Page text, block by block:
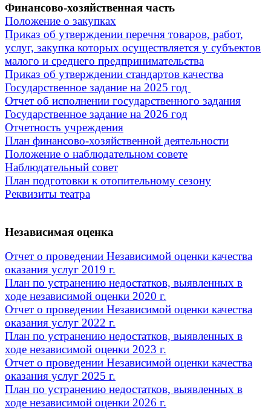
Финансово-хозяйственная часть
Положение о закупках
Приказ об утверждении перечня товаров, работ,
услуг, закупка которых осуществляется у субъектов
малого и среднего предпринимательства
Приказ об утверждении стандартов качества
Государственное задание на 2025 год
Отчет об исполнении государственного задания
Государственное задание на 2026 год
Отчетность учреждения
План финансово-хозяйственной деятельности
Положение о наблюдательном совете
Наблюдательный совет
План подготовки к отопительному сезону
Реквизиты театра
Независимая оценка
Отчет о проведении Независимой оценки качества
оказания услуг 2019 г.
План по устранению недостатков, выявленных в
ходе независимой оценки 2020 г.
Отчет о проведении Независимой оценки качества
оказания услуг 2022 г.
План по устранению недостатков, выявленных в
ходе независимой оценки 2023 г.
Отчет о проведении Независимой оценки качества
оказания услуг 2025 г.
План по устранению недостатков, выявленных в
ходе независимой оценки 2026 г.